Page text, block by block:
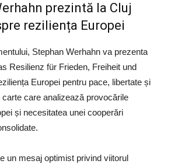
prezintă la Cluj
reziliența Europei
Stephan Werhahn va prezenta
Resilienz für Frieden, Freiheit und
Europei pentru pace, libertate și
carte care analizează provocările
și necesitatea unei cooperări
un mesaj optimist privind viitorul